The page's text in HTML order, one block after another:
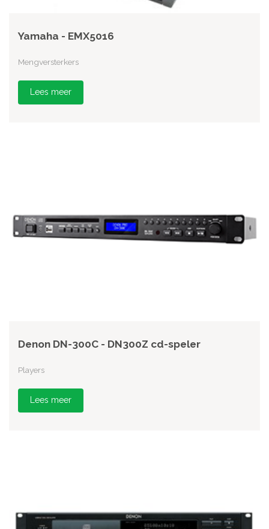
Yamaha - EMX5016
Mengversterkers
Lees meer
Denon DN-300C - DN300Z cd-speler
Players
Lees meer